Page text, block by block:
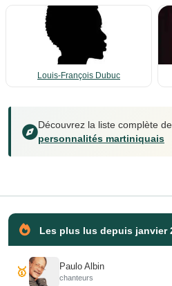
Louis-François Dubuc
Découvrez la liste complète
personnalités martiniquais
Les plus lus depuis janvier
🥇 Paulo Albin
chanteurs